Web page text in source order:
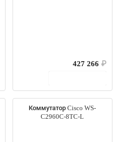
427 266 ₽
Коммутатор Cisco WS-
C2960C-8TC-L